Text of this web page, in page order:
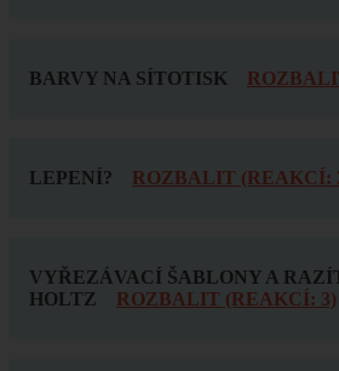
BARVY NA SÍTOTISK
LEPENÍ? ROZBALIT (REAKCÍ:
VYŘEZÁVACÍ ŠABLONY A
HOLTZ
ROZBALIT (REAKCÍ: 3)